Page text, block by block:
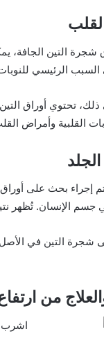
شجرة التين الجافة،
السبب الرئيسي
القلبية وأمراض
إجراء بحث على
جسم الإنسان. تُظهر
شجرة التين في
والعلاج من